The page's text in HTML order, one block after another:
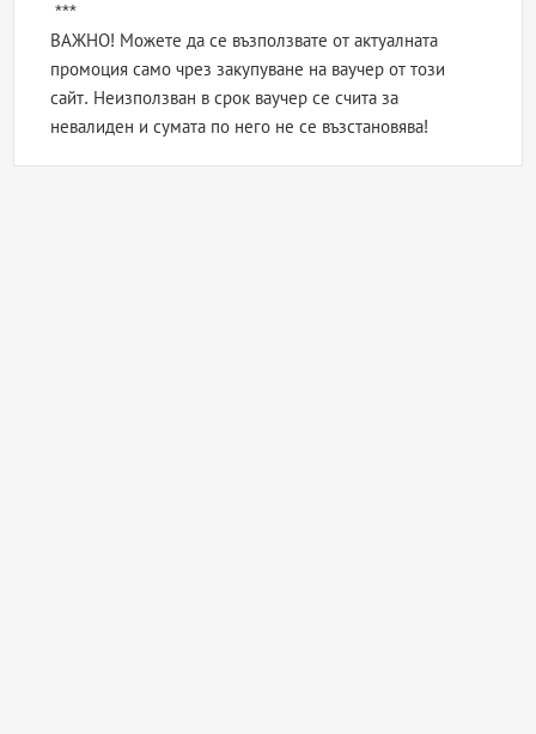
***
ВАЖНО! Можете да се възползвате от актуалната
промоция само чрез закупуване на ваучер от този
сайт. Неизползван в срок ваучер се счита за
невалиден и сумата по него не се възстановява!